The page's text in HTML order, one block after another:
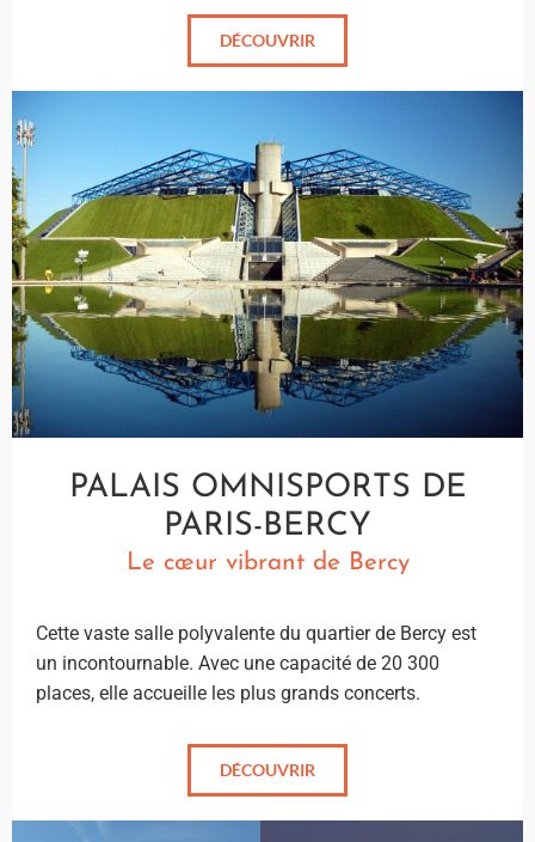
DÉCOUVRIR
PALAIS OMNISPORTS DE
PARIS-BERCY
Le cœur vibrant de Bercy
Cette vaste salle polyvalente du quartier de Bercy est
un incontournable. Avec une capacité de 20 300
places, elle accueille les plus grands concerts.
DÉCOUVRIR